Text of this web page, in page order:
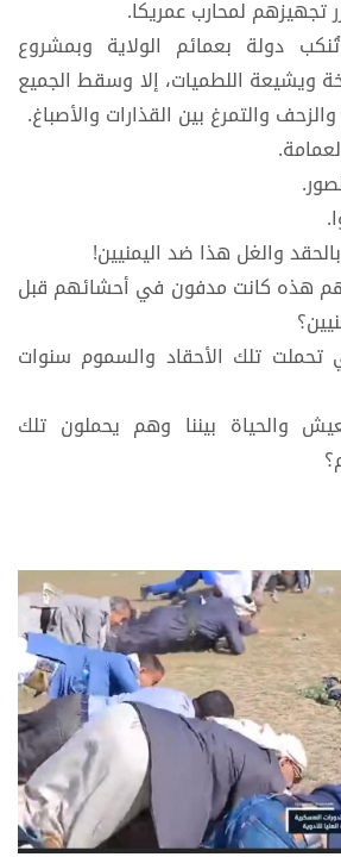
لمحارب عمريكا.
دولة بعمائم الولاية وبمشروع
ويشيعة اللطميات، إلا وسقط الجميع
والتمرغ بين القذارات والأصباغ.
والغل هذا ضد اليمنيين!
هذه كانت مدفون في أحشائهم قبل
تحملت تلك الأحقاد والسموم سنوات
والحياة بيننا وهم يحملون تلك